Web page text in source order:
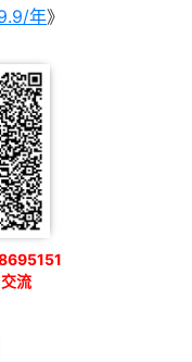
年》
流